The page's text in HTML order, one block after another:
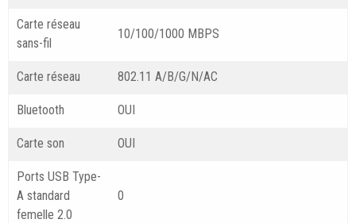
Carte réseau
sans-fil
10/100/1000 MBPS
Carte réseau 802.11 A/B/G/N/AC
Bluetooth OUI
Carte son OUI
Ports USB Type-
A standard
femelle 2.0
0